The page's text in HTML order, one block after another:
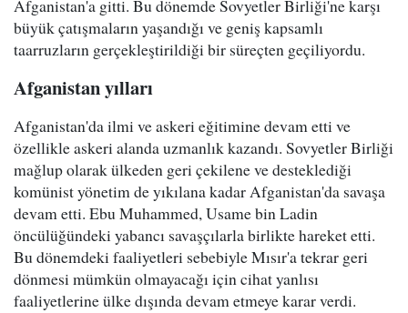
Afganistan'a gitti. Bu dönemde Sovyetler Birliği'ne karşı
büyük çatışmaların yaşandığı ve geniş kapsamlı
taarruzların gerçekleştirildiği bir süreçten geçiliyordu.
Afganistan yılları
Afganistan'da ilmi ve askeri eğitimine devam etti ve
özellikle askeri alanda uzmanlık kazandı. Sovyetler Birliği
mağlup olarak ülkeden geri çekilene ve desteklediği
komünist yönetim de yıkılana kadar Afganistan'da savaşa
devam etti. Ebu Muhammed, Usame bin Ladin
öncülüğündeki yabancı savaşçılarla birlikte hareket etti.
Bu dönemdeki faaliyetleri sebebiyle Mısır'a tekrar geri
dönmesi mümkün olmayacağı için cihat yanlısı
faaliyetlerine ülke dışında devam etmeye karar verdi.